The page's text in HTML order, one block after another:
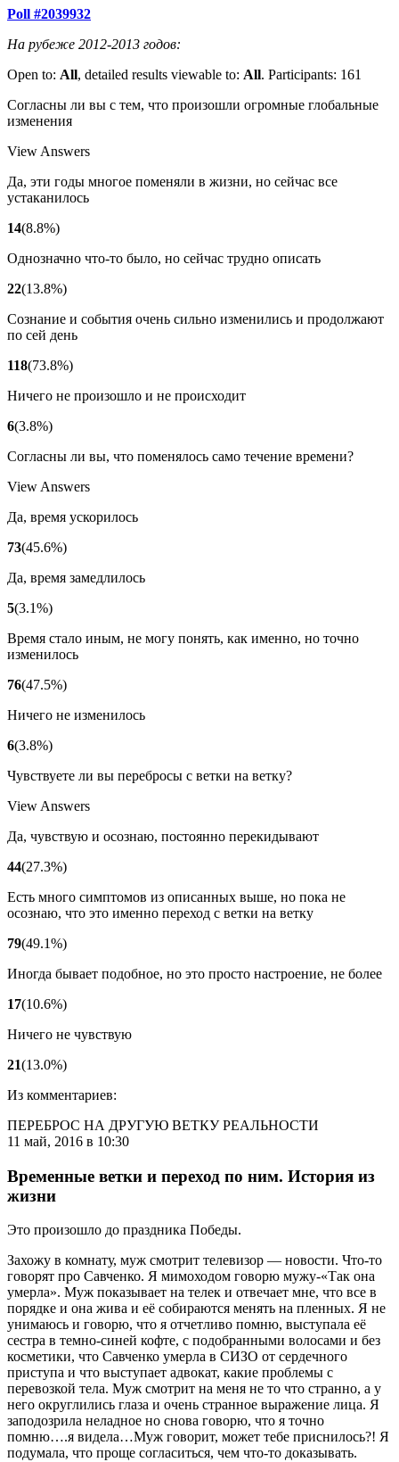
Poll #2039932
На рубеже 2012-2013 годов:
Open to: All, detailed results viewable to: All. Participants: 161
Согласны ли вы с тем, что произошли огромные глобальные
изменения
View Answers
Да, эти годы многое поменяли в жизни, но сейчас все
устаканилось
14(8.8%)
Однозначно что-то было, но сейчас трудно описать
22(13.8%)
Сознание и события очень сильно изменились и продолжают
по сей день
118(73.8%)
Ничего не произошло и не происходит
6(3.8%)
Согласны ли вы, что поменялось само течение времени?
View Answers
Да, время ускорилось
73(45.6%)
Да, время замедлилось
5(3.1%)
Время стало иным, не могу понять, как именно, но точно
изменилось
76(47.5%)
Ничего не изменилось
6(3.8%)
Чувствуете ли вы перебросы с ветки на ветку?
View Answers
Да, чувствую и осознаю, постоянно перекидывают
44(27.3%)
Есть много симптомов из описанных выше, но пока не
осознаю, что это именно переход с ветки на ветку
79(49.1%)
Иногда бывает подобное, но это просто настроение, не более
17(10.6%)
Ничего не чувствую
21(13.0%)
Из комментариев:
ПЕРЕБРОС НА ДРУГУЮ ВЕТКУ РЕАЛЬНОСТИ
11 май, 2016 в 10:30
Временные ветки и переход по ним. История из
жизни
Это произошло до праздника Победы.
Захожу в комнату, муж смотрит телевизор — новости. Что-то
говорят про Савченко. Я мимоходом говорю мужу-«Так она
умерла». Муж показывает на телек и отвечает мне, что все в
порядке и она жива и её собираются менять на пленных. Я не
унимаюсь и говорю, что я отчетливо помню, выступала её
сестра в темно-синей кофте, с подобранными волосами и без
косметики, что Савченко умерла в СИЗО от сердечного
приступа и что выступает адвокат, какие проблемы с
перевозкой тела. Муж смотрит на меня не то что странно, а у
него округлились глаза и очень странное выражение лица. Я
заподозрила неладное но снова говорю, что я точно
помню….я видела…Муж говорит, может тебе приснилось?! Я
подумала, что проще согласиться, чем что-то доказывать.